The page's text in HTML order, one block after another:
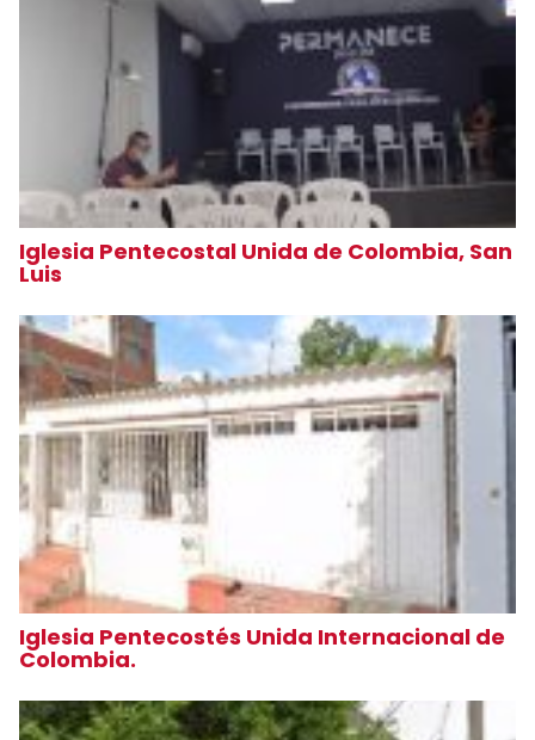
Iglesia Pentecostal Unida de Colombia, San
Luis
Iglesia Pentecostés Unida Internacional de
Colombia.